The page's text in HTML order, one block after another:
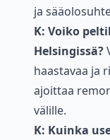
ja
K: Voiko
Helsingissä?
haastavaa ja
ajoittaa
välille.
K: Kuinka